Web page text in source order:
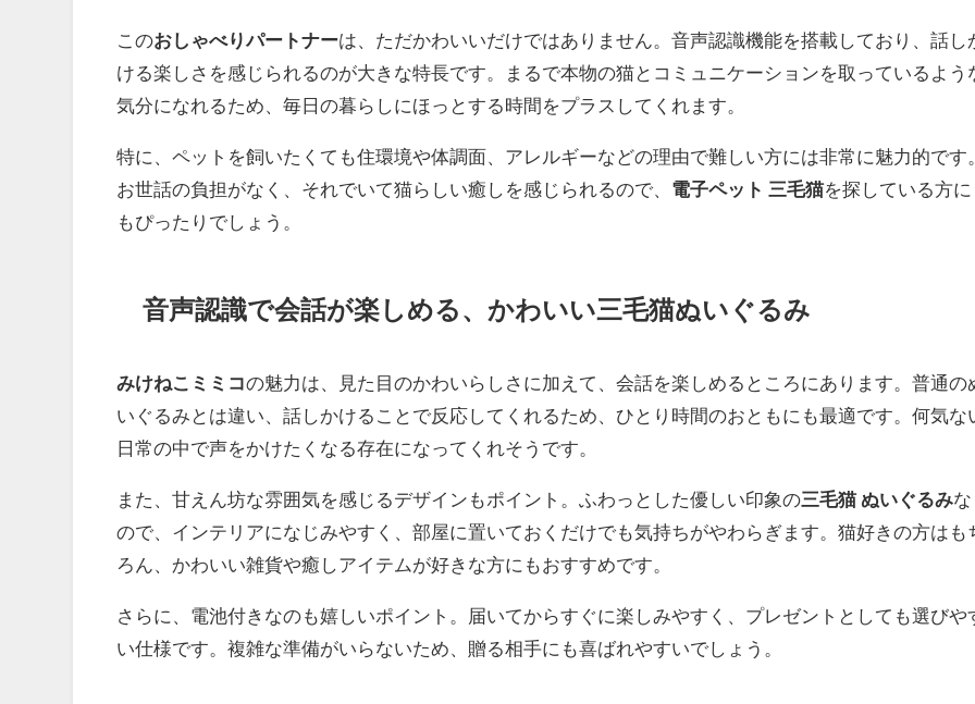
このおしゃべりパートナーは、ただかわいいだけではありません。音声認識機能を搭載しており、話し
ける楽しさを感じられるのが大きな特長です。まるで本物の猫とコミュニケーションを取っているよう
気分になれるため、毎日の暮らしにほっとする時間をプラスしてくれます。
特に、ペットを飼いたくても住環境や体調面、アレルギーなどの理由で難しい方には非常に魅力的です
お世話の負担がなく、それでいて猫らしい癒しを感じられるので、 電子ペット 三毛猫を探している方に
もぴったりでしょう。
音声認識で会話が楽しめる、かわいい三毛猫ぬいぐるみ
みけねこミミコの魅力は、見た目のかわいらしさに加えて、会話を楽しめるところにあります。普通の
いぐるみとは違い、話しかけることで反応してくれるため、ひとり時間のおともにも最適です。何気な
日常の中で声をかけたくなる存在になってくれそうです。
また、甘えん坊な雰囲気を感じるデザインもポイント。ふわっとした優しい印象の三毛猫 ぬいぐるみな
ので、インテリアになじみやすく、部屋に置いておくだけでも気持ちがやわらぎます。猫好きの方はも
ろん、かわいい雑貨や癒しアイテムが好きな方にもおすすめです。
さらに、電池付きなのも嬉しいポイント。届いてからすぐに楽しみやすく、プレゼントとしても選びや
い仕様です。複雑な準備がいらないため、贈る相手にも喜ばれやすいでしょう。